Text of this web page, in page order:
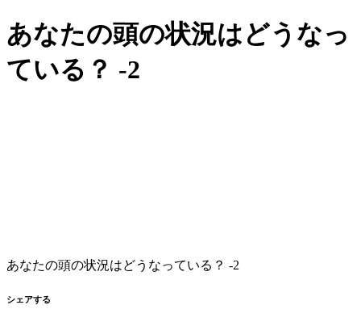
あなたの頭の状況はどうなっ
ている？ -2
あなたの頭の状況はどうなっている？ -2
シェアする